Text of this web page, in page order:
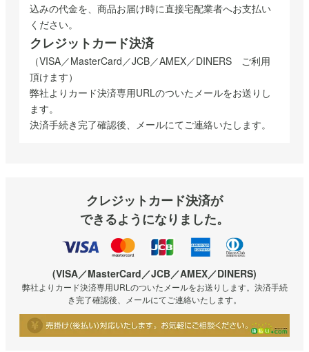
込みの代金を、商品お届け時に直接宅配業者へお支払い
ください。
クレジットカード決済
（VISA／MasterCard／JCB／AMEX／DINERS ご利用
頂けます）
弊社よりカード決済専用URLのついたメールをお送りし
ます。
決済手続き完了確認後、メールにてご連絡いたします。
クレジットカード決済が
できるようになりました。
(VISA／MasterCard／JCB／AMEX／DINERS)
弊社よりカード決済専用URLのついたメールをお送りします。決済手続
き完了確認後、メールにてご連絡いたします。